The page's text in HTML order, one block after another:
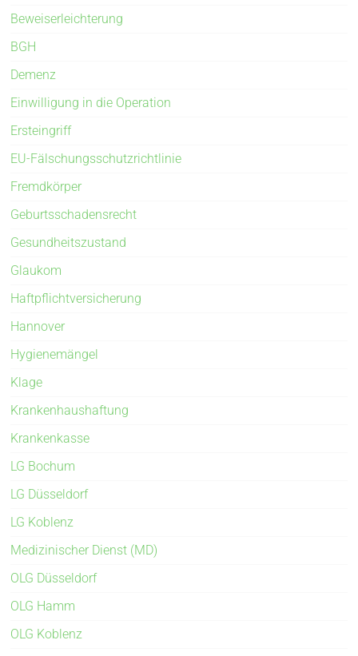
Beweiserleichterung
BGH
Demenz
Einwilligung in die Operation
Ersteingriff
EU-Fälschungsschutzrichtlinie
Fremdkörper
Geburtsschadensrecht
Gesundheitszustand
Glaukom
Haftpflichtversicherung
Hannover
Hygienemängel
Klage
Krankenhaushaftung
Krankenkasse
LG Bochum
LG Düsseldorf
LG Koblenz
Medizinischer Dienst (MD)
OLG Düsseldorf
OLG Hamm
OLG Koblenz